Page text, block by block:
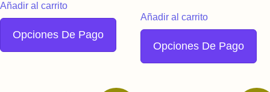
Añadir al carrito
Opciones De Pago
Añadir al carrito
Opciones De Pago